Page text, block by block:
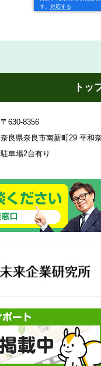
トッ
〒630-8356
奈良県奈良市南新町29 平和
駐車場2台有り